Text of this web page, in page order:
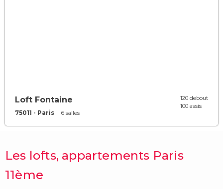
Loft Fontaine
75011 - Paris 6 salles
120 debout
100 assis
Les lofts, appartements Paris
11ème